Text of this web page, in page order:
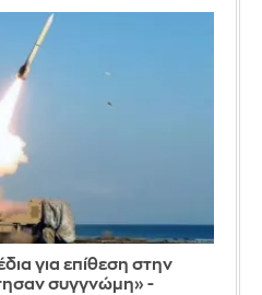
για επίθεση στην
συγγνώμη» -